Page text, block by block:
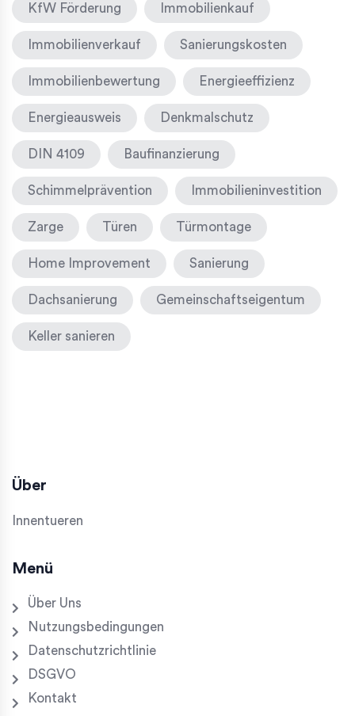
KfW Förderung Immobilienkauf
Immobilienverkauf Sanierungskosten
Immobilienbewertung Energieeffizienz
Energieausweis Denkmalschutz
DIN 4109 Baufinanzierung
Schimmelprävention Immobilieninvestition
Zarge Türen Türmontage
Home Improvement Sanierung
Dachsanierung Gemeinschaftseigentum
Keller sanieren
Über
Innentueren
Menü
Über Uns
Nutzungsbedingungen
Datenschutzrichtlinie
DSGVO
Kontakt